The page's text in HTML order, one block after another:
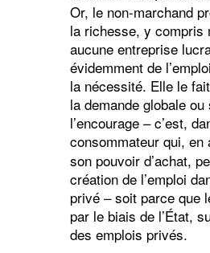
Or, le non-marchand
la richesse, y compris
aucune entreprise
évidemment de
la nécessité. Elle le
la demande globale
l’encourage – c’est,
consommateur qui, en
son pouvoir d’achat,
création de l’emploi
privé – soit parce que
par le biais de l’État,
des emplois privés.